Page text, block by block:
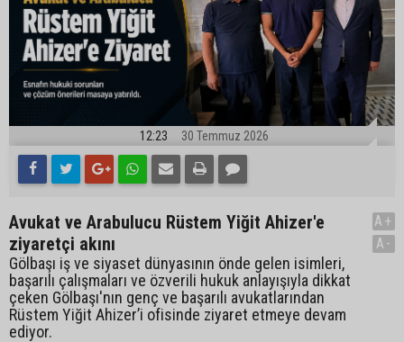
12:23 30 Temmuz 2026
Avukat ve Arabulucu Rüstem Yiğit Ahizer'e
ziyaretçi akını
Gölbaşı iş ve siyaset dünyasının önde gelen isimleri,
başarılı çalışmaları ve özverili hukuk anlayışıyla dikkat
çeken Gölbaşı'nın genç ve başarılı avukatlarından
Rüstem Yiğit Ahizer’i ofisinde ziyaret etmeye devam
ediyor.
A+
A-